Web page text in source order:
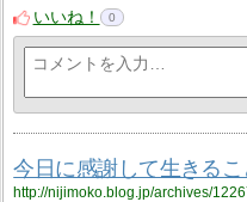
いいね！
0
今日に感謝して生きるこ
http://nijimoko.blog.jp/archives/